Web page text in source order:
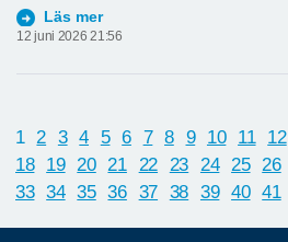
Läs mer
12 juni 2026 21:56
1 2 3 4 5 6 7 8 9 10 11 12
18
19 20 21 22 23 24 25 26
33 34 35 36 37 38 39 40 41